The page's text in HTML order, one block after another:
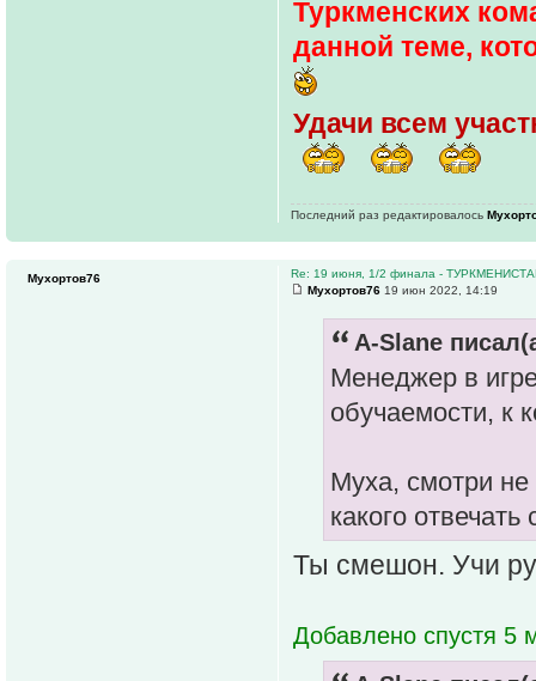
Туркменских
данной теме,
Удачи всем
Последний раз редактировалось
Re: 19 июня, 1/2 финала -
Мухортов76 19 июн 2022, 14:19
A-Slane
Менеджер в
обучаемости, к
Муха, смотри не
какого
Ты смешон. Учи
Добавлено спустя 5
Мухортов76